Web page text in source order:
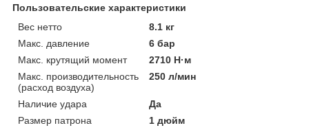
Пользовательские характеристики
Вес нетто
8.1 кг
Макс. давление
6 бар
Макс. крутящий момент
2710 Н·м
Макс. производительность
(расход воздуха)
250 л/мин
Наличие удара
Да
Размер патрона
1 дюйм